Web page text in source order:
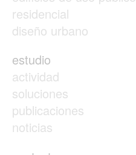
residencial
diseño urbano
estudio
actividad
soluciones
publicaciones
noticias